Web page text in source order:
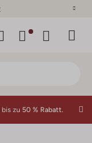
zu 50 % Rabatt.